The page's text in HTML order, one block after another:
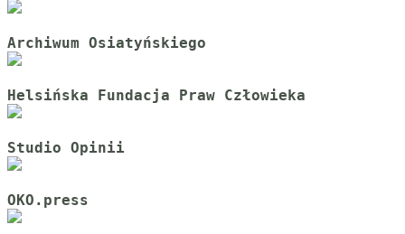
Archiwum Osiatyńskiego
Helsińska Fundacja Praw Człowieka
Studio Opinii
OKO.press